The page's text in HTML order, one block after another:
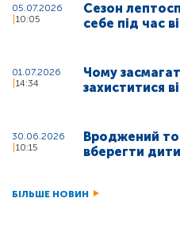
05.07.2026
10:05
Сезон
себе під час
01.07.2026
14:34
Чому
захиститися
30.06.2026
10:15
Вроджений
вберегти
БІЛЬШЕ НОВИН